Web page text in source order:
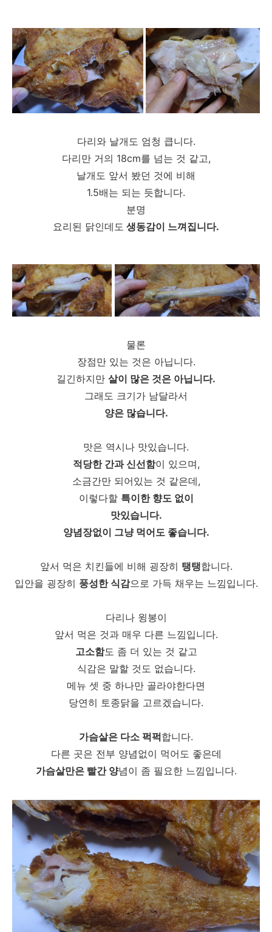
다리와 날개도 엄청 큽니다.
다리만 거의 18cm를 넘는 것 같고,
날개도 앞서 봤던 것에 비해
1.5배는 되는 듯합니다.
분명
요리된 닭인데도 생동감이 느껴집니다.
물론
장점만 있는 것은 아닙니다.
길긴하지만 살이 많은 것은 아닙니다.
그래도 크기가 남달라서
양은 많습니다.
맛은 역시나 맛있습니다.
적당한 간과 신선함이 있으며,
소금간만 되어있는 것 같은데,
이렇다할 특이한 향도 없이
맛있습니다.
양념장없이 그냥 먹어도 좋습니다.
앞서 먹은 치킨들에 비해 굉장히 탱탱합니다.
입안을 굉장히 풍성한 식감으로 가득 채우는 느낌입니다.
다리나 윙봉이
앞서 먹은 것과 매우 다른 느낌입니다.
고소함도 좀 더 있는 것 같고
식감은 말할 것도 없습니다.
메뉴 셋 중 하나만 골라야한다면
당연히 토종닭을 고르겠습니다.
가슴살은 다소 퍽퍽합니다.
다른 곳은 전부 양념없이 먹어도 좋은데
가슴살만은 빨간 양념이 좀 필요한 느낌입니다.